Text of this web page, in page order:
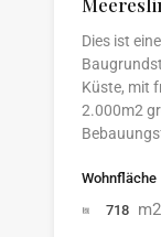
Dies ist
Küste, mit
2.000m2
Wohnfläche
718 m2